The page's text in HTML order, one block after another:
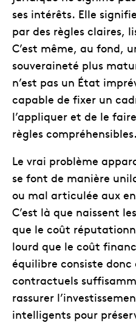
ses intérêts. Elle
par des règles claires,
C’est même, au fond,
souveraineté plus
n’est pas un État
capable de fixer un
l’appliquer et de le
règles compréhensibles.
Le vrai problème
se font de manière
ou mal articulée aux
C’est là que naissent
que le coût
lourd que le coût
équilibre consiste
contractuels
rassurer
intelligents pour